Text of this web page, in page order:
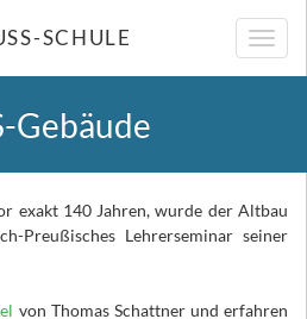
SCHULE
Gebäude
exakt 140 Jahren, wurde der Altbau
Preußisches Lehrerseminar seiner
von Thomas Schattner und erfahren